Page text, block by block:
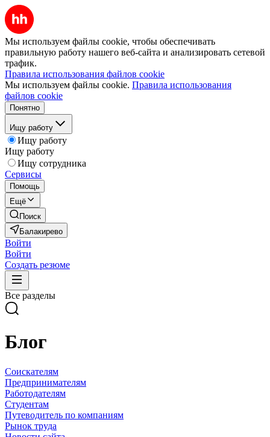
Мы используем файлы cookie, чтобы обеспечивать
правильную работу нашего веб-сайта и анализировать сетевой
трафик.
Правила использования файлов cookie
Мы используем файлы cookie. Правила использования
файлов cookie
Понятно
Ищу работу
Ищу работу
Ищу работу
Ищу сотрудника
Сервисы
Помощь
Ещё
Поиск
Балакирево
Войти
Войти
Создать резюме
Все разделы
Блог
Соискателям
Предпринимателям
Работодателям
Студентам
Путеводитель по компаниям
Рынок труда